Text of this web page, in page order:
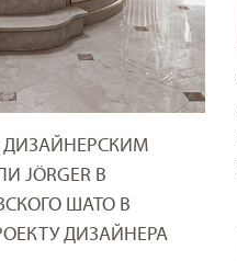
JÖRGER В
ШАТО В
ДИЗАЙНЕРА